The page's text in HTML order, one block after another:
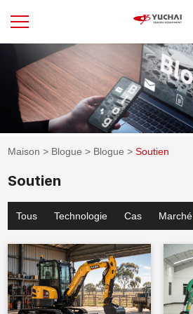
Maison > Blogue > Blogue >Soutien
Soutien
Tous Technologie Cas Marché